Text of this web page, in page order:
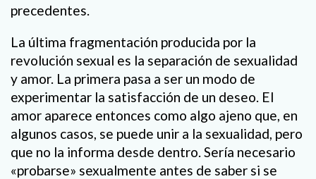
precedentes.
La última fragmentación producida por la
revolución sexual es la separación de sexualidad
y amor. La primera pasa a ser un modo de
experimentar la satisfacción de un deseo. El
amor aparece entonces como algo ajeno que, en
algunos casos, se puede unir a la sexualidad, pero
que no la informa desde dentro. Sería necesario
«probarse» sexualmente antes de saber si se